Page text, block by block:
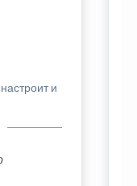
и